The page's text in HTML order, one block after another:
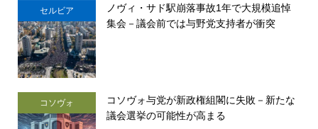
セルビア
ノヴィ・サド駅崩落事故1年で大規模追悼
集会－議会前では与野党支持者が衝突
コソヴォ
コソヴォ与党が新政権組閣に失敗－新たな
議会選挙の可能性が高まる